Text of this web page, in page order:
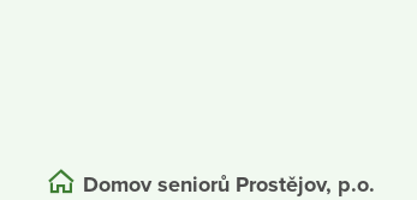
Domov seniorů Prostějov, p.o.